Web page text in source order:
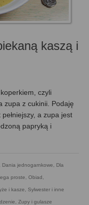
kaszą i
czyli
zupa z cukinii. Podaję
a zupa jest
papryką i
Dania jednogarnkowe Dla
proste Obiad
i kasze Sylwester i inne
Zupy i gulasze